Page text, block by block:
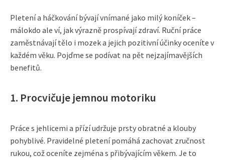
Pletení a háčkování bývají vnímané jako milý koníček –
málokdo ale ví, jak výrazně prospívají zdraví. Ruční práce
zaměstnávají tělo i mozek a jejich pozitivní účinky oceníte v
každém věku. Pojďme se podívat na pět nejzajímavějších
benefitů.
1. Procvičuje jemnou motoriku
Práce s jehlicemi a přízí udržuje prsty obratné a klouby
pohyblivé. Pravidelné pletení pomáhá zachovat zručnost
rukou, což oceníte zejména s přibývajícím věkem. Je to